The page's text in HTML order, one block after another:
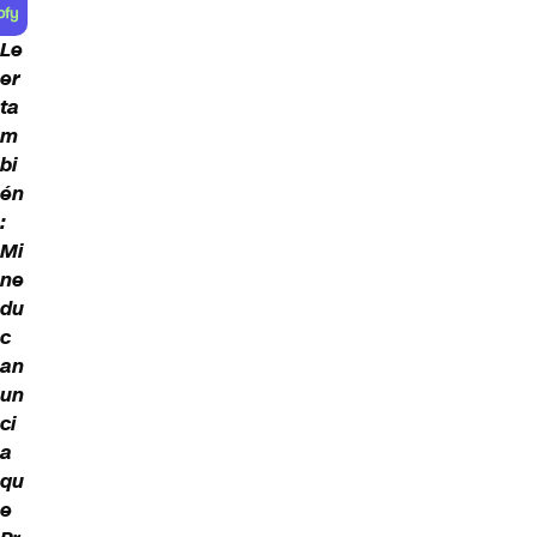
Le
er
ta
m
bi
én
:
Mi
ne
du
c
an
un
ci
a
qu
e